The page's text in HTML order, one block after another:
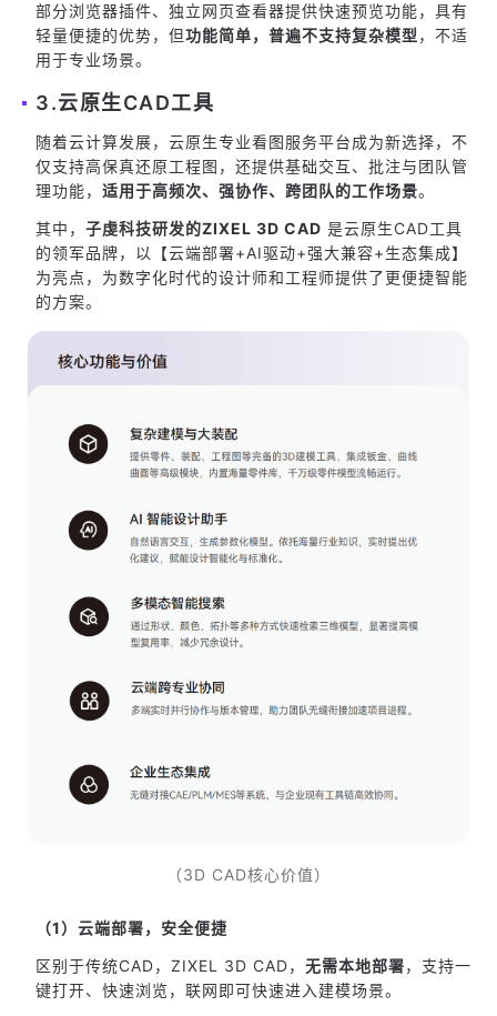
部分浏览器插件、独立网页查看器提供快速预览功能，具有
轻量便捷的优势，但功能简单，普遍不支持复杂模型 ，不适
用于专业场景。
3.云原生CAD工具
随着云计算发展，云原生专业看图服务平台成为新选择，不
仅支持高保真还原工程图，还提供基础交互、批注与团队管
理功能， 适用于高频次、强协作、跨团队的工作场景。
其中， 子虔科技研发的ZIXEL 3D CAD 是云原生CAD工具
的领军品牌，以【云端部署+AI驱动+强大兼容+生态集成】
为亮点，为数字化时代的设计师和工程师提供了更便捷智能
的方案。
（3D CAD核心价值）
（1）云端部署，安全便捷
区别于传统CAD，ZIXEL 3D CAD， 无需本地部署，支持一
键打开、快速浏览，联网即可快速进入建模场景。